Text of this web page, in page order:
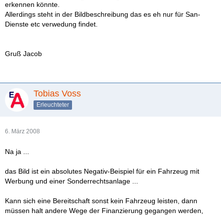
erkennen könnte.
Allerdings steht in der Bildbeschreibung das es eh nur für San-
Dienste etc verwedung findet.
Gruß Jacob
Tobias Voss
Erleuchteter
6. März 2008
Na ja ...
das Bild ist ein absolutes Negativ-Beispiel für ein Fahrzeug mit
Werbung und einer Sonderrechtsanlage ...
Kann sich eine Bereitschaft sonst kein Fahrzeug leisten, dann
müssen halt andere Wege der Finanzierung gegangen werden,